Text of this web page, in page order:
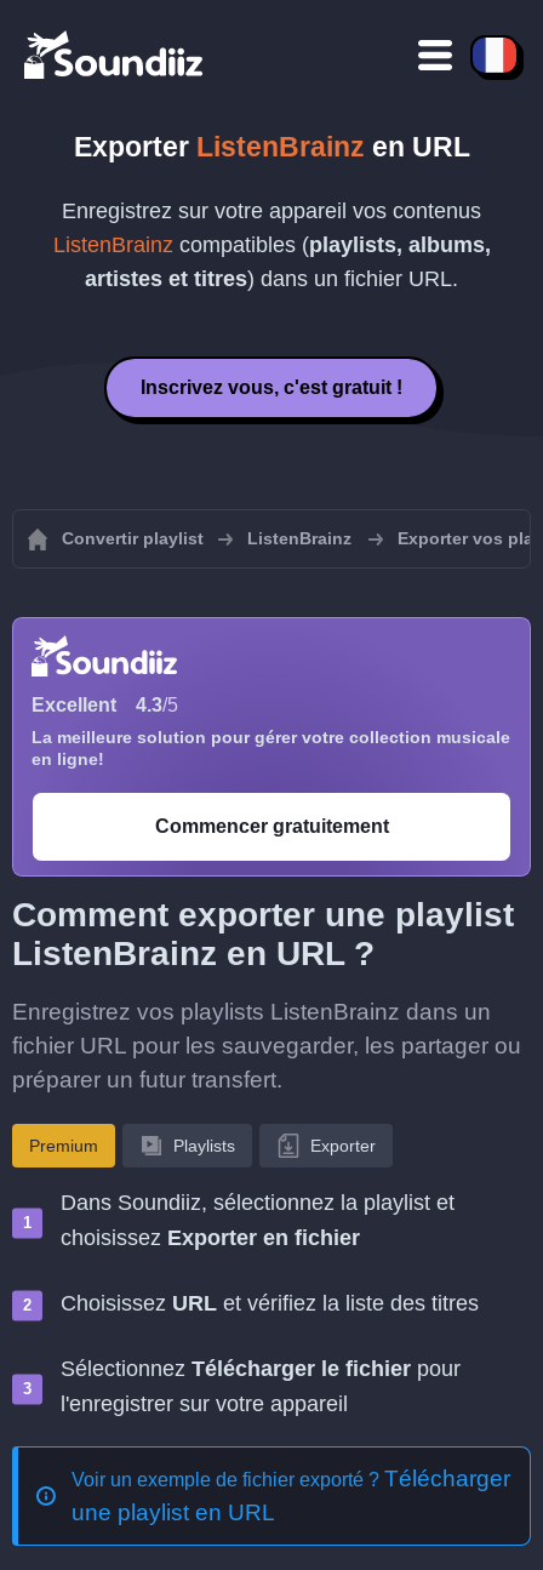
Exporter ListenBrainz en URL
Enregistrez sur votre appareil vos contenus
ListenBrainz compatibles (playlists, albums,
artistes et titres) dans un fichier URL.
Inscrivez vous, c'est gratuit !
Convertir playlist ListenBrainz Exporter vos
Excellent 4.3/5
La meilleure solution pour gérer votre collection musicale
en ligne!
Commencer gratuitement
Comment exporter une playlist
ListenBrainz en URL ?
Enregistrez vos playlists ListenBrainz dans un
fichier URL pour les sauvegarder, les partager ou
préparer un futur transfert.
Premium Playlists Exporter
Dans Soundiiz, sélectionnez la playlist et
choisissez Exporter en fichier
Choisissez URL et vérifiez la liste des titres
Sélectionnez Télécharger le fichier pour
l'enregistrer sur votre appareil
Voir un exemple de fichier exporté ? Télécharger
une playlist en URL